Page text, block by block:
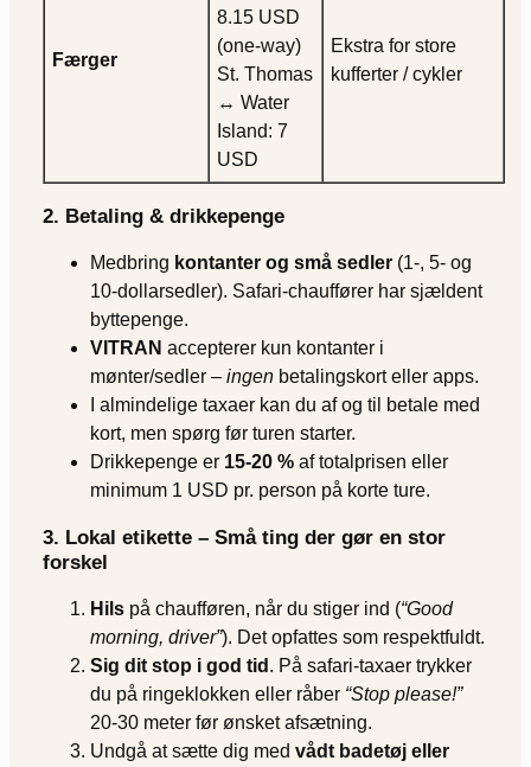
Færger
8.15 USD
(one-way)
St. Thomas
↔ Water
Island: 7
USD
Ekstra for store
kufferter / cykler
2. Betaling & drikkepenge
Medbring kontanter og små sedler (1-, 5- og
10-dollarsedler). Safari-chauffører har sjældent
byttepenge.
VITRAN accepterer kun kontanter i
mønter/sedler – ingen betalingskort eller apps.
I almindelige taxaer kan du af og til betale med
kort, men spørg før turen starter.
Drikkepenge er 15-20 % af totalprisen eller
minimum 1 USD pr. person på korte ture.
3. Lokal etikette – Små ting der gør en stor
forskel
Hils på chaufføren, når du stiger ind (“Good
morning, driver”). Det opfattes som respektfuldt.
Sig dit stop i god tid . På safari-taxaer trykker
du på ringeklokken eller råber “Stop please!”
20-30 meter før ønsket afsætning.
Undgå at sætte dig med vådt badetøj eller